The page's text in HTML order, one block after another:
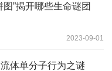
”揭开哪些生命谜团
2023-09-01
体单分子行为之谜